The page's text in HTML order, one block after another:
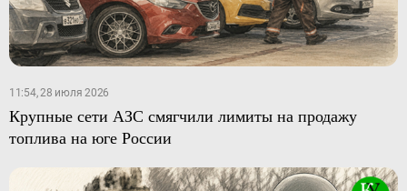
11:54, 28 июля 2026
Крупные сети АЗС смягчили лимиты на продажу
топлива на юге России